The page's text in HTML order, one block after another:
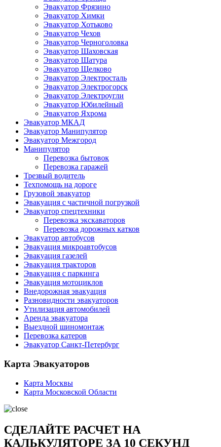
Эвакуатор Фрязино
Эвакуатор Химки
Эвакуатор Хотьково
Эвакуатор Чехов
Эвакуатор Черноголовка
Эвакуатор Шаховская
Эвакуатор Шатура
Эвакуатор Щелково
Эвакуатор Электросталь
Эвакуатор Электрогорск
Эвакуатор Электроугли
Эвакуатор Юбилейный
Эвакуатор Яхрома
Эвакуатор МКАД
Эвакуатор Манипулятор
Эвакуатор Межгород
Манипулятор
Перевозка бытовок
Перевозка гаражей
Трезвый водитель
Техпомощь на дороге
Грузовой эвакуатор
Эвакуация с частичной погрузкой
Эвакуатор спецтехники
Перевозка экскаваторов
Перевозка дорожных катков
Эвакуатор автобусов
Эвакуация микроавтобусов
Эвакуация газелей
Эвакуация тракторов
Эвакуация с паркинга
Эвакуация мотоциклов
Внедорожная эвакуация
Разновидности эвакуаторов
Утилизация автомобилей
Аренда эвакуатора
Выездной шиномонтаж
Перевозка катеров
Эвакуатор Санкт-Петербург
Карта Эвакуаторов
Карта Москвы
Карта Московской Области
СДЕЛАЙТЕ РАСЧЕТ НА
КАЛЬКУЛЯТОРЕ ЗА 10 СЕКУНД